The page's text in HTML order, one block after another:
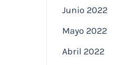
Junio 2022
Mayo 2022
Abril 2022